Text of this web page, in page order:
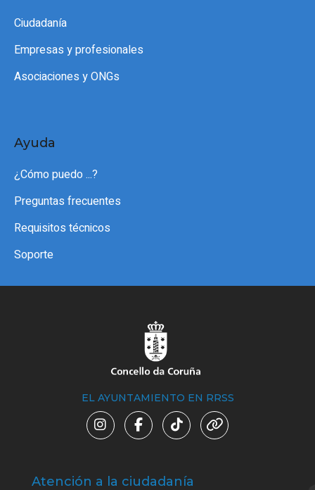
Ciudadanía
Empresas y profesionales
Asociaciones y ONGs
Ayuda
¿Cómo puedo ...?
Preguntas frecuentes
Requisitos técnicos
Soporte
EL AYUNTAMIENTO EN RRSS
Atención a la ciudadanía